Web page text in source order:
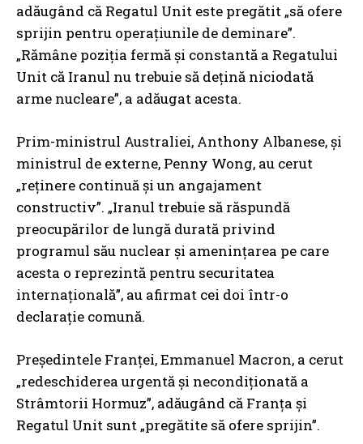
adăugând că Regatul Unit este pregătit „să ofere
sprijin pentru operațiunile de deminare”.
„Rămâne poziția fermă și constantă a Regatului
Unit că Iranul nu trebuie să dețină niciodată
arme nucleare”, a adăugat acesta.
Prim-ministrul Australiei, Anthony Albanese, și
ministrul de externe, Penny Wong, au cerut
„reținere continuă și un angajament
constructiv”. „Iranul trebuie să răspundă
preocupărilor de lungă durată privind
programul său nuclear și amenințarea pe care
acesta o reprezintă pentru securitatea
internațională”, au afirmat cei doi într-o
declarație comună.
Președintele Franței, Emmanuel Macron, a cerut
„redeschiderea urgentă și necondiționată a
Strâmtorii Hormuz”, adăugând că Franța și
Regatul Unit sunt „pregătite să ofere sprijin”.